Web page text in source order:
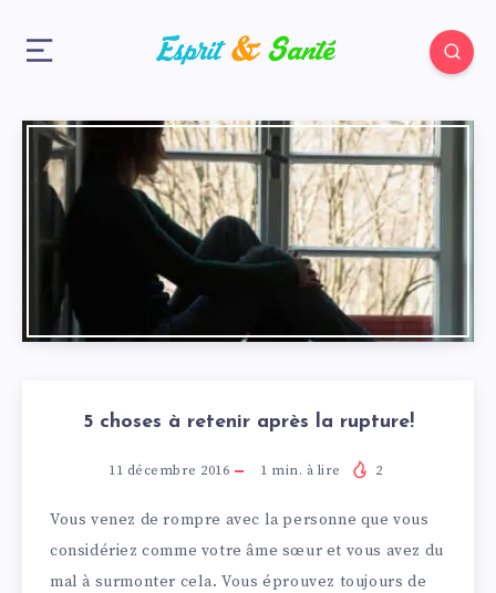
5 choses à retenir après la rupture!
11 décembre 2016 1 min. à lire 2
Vous venez de rompre avec la personne que vous
considériez comme votre âme sœur et vous avez du
mal à surmonter cela. Vous éprouvez toujours de